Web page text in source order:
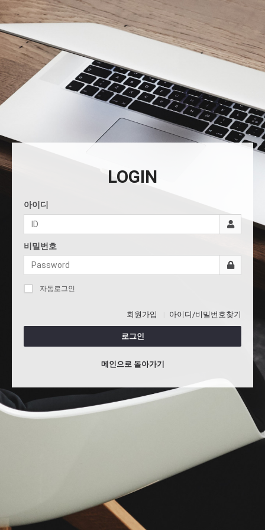
LOGIN
아이디
비밀번호
자동로그인
회원가입 아이디/비밀번호찾기
로그인
메인으로 돌아가기